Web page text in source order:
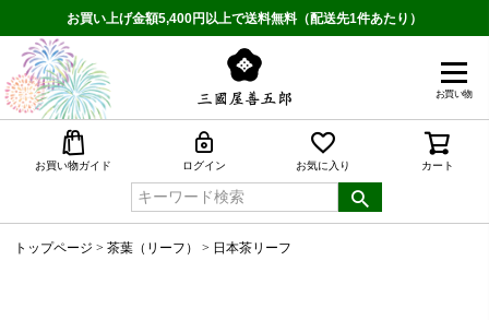
お買い上げ金額5,400円以上で送料無料（配送先1件あたり）
お買い物
お買い物ガイド ログイン お気に入り カート
トップページ 茶葉（リーフ） 日本茶リーフ